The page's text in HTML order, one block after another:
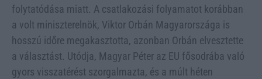
folytatódása miatt. A csatlakozási folyamatot korábban
a volt miniszterelnök, Viktor Orbán Magyarországa is
hosszú időre megakasztotta, azonban Orbán elvesztette
a választást. Utódja, Magyar Péter az EU fősodrába való
gyors visszatérést szorgalmazta, és a múlt héten